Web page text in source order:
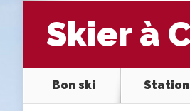
Skier à
Bon ski